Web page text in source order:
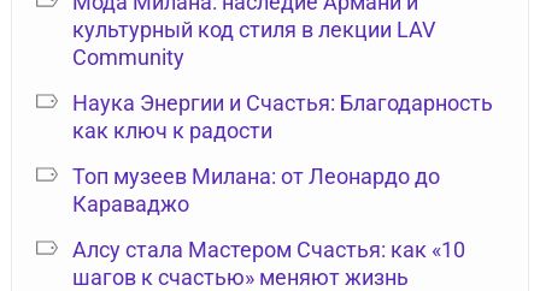
культурный код стиля в лекции LAV
Community
Наука Энергии и Счастья: Благодарность
как ключ к радости
Топ музеев Милана: от Леонардо до
Караваджо
Алсу стала Мастером Счастья: как «10
шагов к счастью» меняют жизнь